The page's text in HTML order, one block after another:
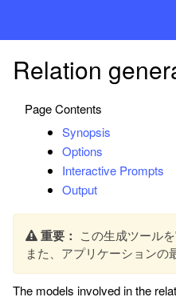
Relation
Page Contents
Synopsis
Options
Interactive Prompts
Output
重要： この生成ツールを
また、アプリケーションの
The models involved in the